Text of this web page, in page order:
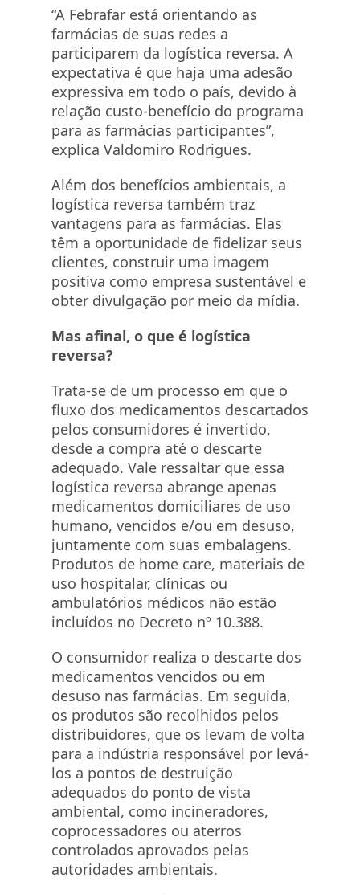
“A Febrafar está orientando as
farmácias de suas redes a
participarem da logística reversa. A
expectativa é que haja uma adesão
expressiva em todo o país, devido à
relação custo-benefício do programa
para as farmácias participantes”,
explica Valdomiro Rodrigues.
Além dos benefícios ambientais, a
logística reversa também traz
vantagens para as farmácias. Elas
têm a oportunidade de fidelizar seus
clientes, construir uma imagem
positiva como empresa sustentável e
obter divulgação por meio da mídia.
Mas afinal, o que é logística
reversa?
Trata-se de um processo em que o
fluxo dos medicamentos descartados
pelos consumidores é invertido,
desde a compra até o descarte
adequado. Vale ressaltar que essa
logística reversa abrange apenas
medicamentos domiciliares de uso
humano, vencidos e/ou em desuso,
juntamente com suas embalagens.
Produtos de home care, materiais de
uso hospitalar, clínicas ou
ambulatórios médicos não estão
incluídos no Decreto nº 10.388.
O consumidor realiza o descarte dos
medicamentos vencidos ou em
desuso nas farmácias. Em seguida,
os produtos são recolhidos pelos
distribuidores, que os levam de volta
para a indústria responsável por levá-
los a pontos de destruição
adequados do ponto de vista
ambiental, como incineradores,
coprocessadores ou aterros
controlados aprovados pelas
autoridades ambientais.